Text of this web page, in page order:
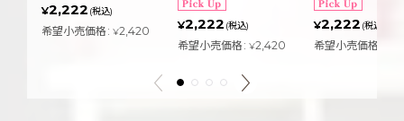
¥2,222 (税込)
希望小売価格 : ¥2,420 ¥2,222 (税込)
希望小売価格 : ¥2,420
¥2,222 (税込)
希望小売価格